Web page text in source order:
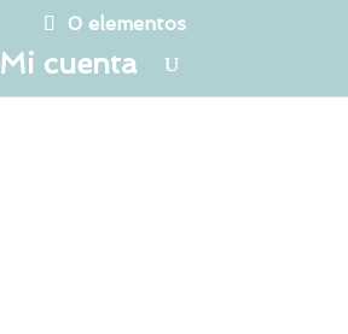
0 elementos
Mi cuenta